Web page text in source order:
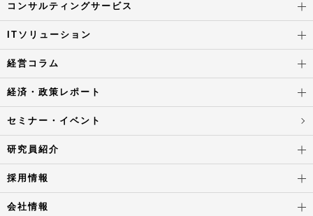
コンサルティングサービス
ITソリューション
経営コラム
経済・政策レポート
セミナー・イベント
研究員紹介
採用情報
会社情報